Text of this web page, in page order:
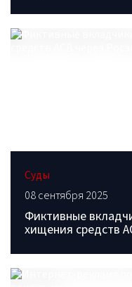
Суды
08 сентября 2025
Фиктивные
хищения средств